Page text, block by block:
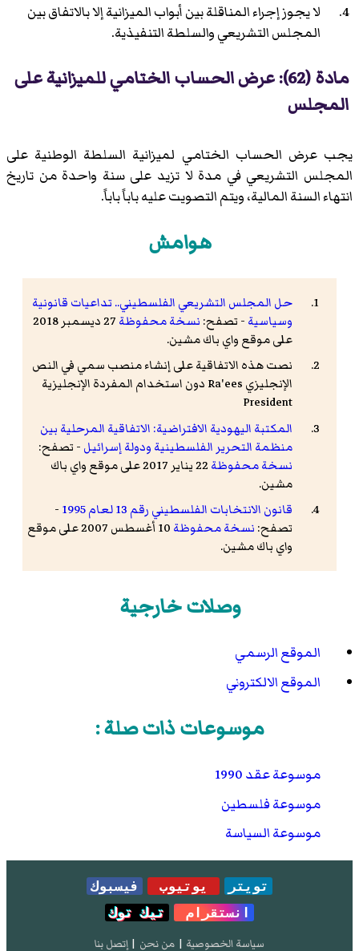
لا يجوز إجراء المناقلة بين أبواب الميزانية إلا بالاتفاق بين
المجلس التشريعي والسلطة التنفيذية.
مادة (62): عرض الحساب الختامي للميزانية على
المجلس
يجب عرض الحساب الختامي لميزانية السلطة الوطنية على
المجلس التشريعي في مدة لا تزيد على سنة واحدة من تاريخ
انتهاء السنة المالية، ويتم التصويت عليه باباً باباً.
هوامش
حل المجلس التشريعي الفلسطيني.. تداعيات قانونية
وسياسية - تصفح: نسخة محفوظة
27 ديسمبر 2018
على موقع واي باك مشين.
نصت هذه الاتفاقية على إنشاء منصب سمي في النص
الإنجليزي Ra'ees دون استخدام المفردة الإنجليزية
President
المكتبة اليهودية الافتراضية: الاتفاقية المرحلية بين
منظمة التحرير الفلسطينية ودولة إسرائيل - تصفح:
نسخة محفوظة
22 يناير 2017 على موقع واي باك
مشين.
قانون الانتخابات الفلسطيني رقم 13 لعام 1995
-
تصفح: نسخة محفوظة
10 أغسطس 2007 على موقع
واي باك مشين.
وصلات خارجية
الموقع الرسمي
الموقع الالكتروني
موسوعات ذات صلة :
موسوعة عقد 1990
موسوعة فلسطين
موسوعة السياسة
تويتر يوتيوب
فيسبوك
انستقرام
تيك توك
سياسة الخصوصية | من نحن | إتصل بنا